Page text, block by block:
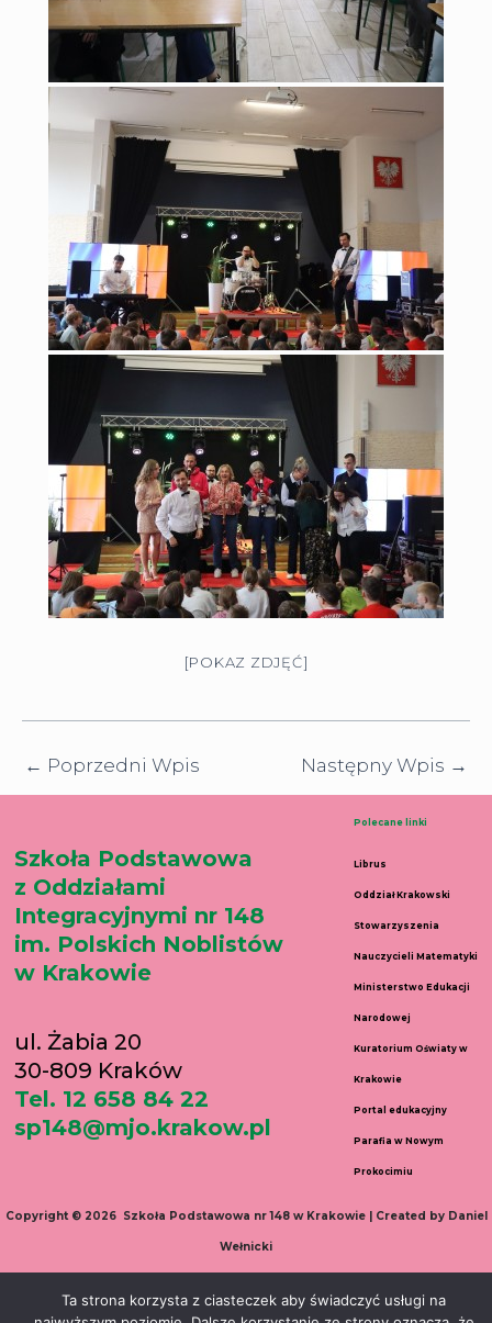
[POKAZ ZDJĘĆ]
← Poprzedni Wpis Następny Wpis →
Szkoła Podstawowa
z Oddziałami
Integracyjnymi nr 148
im. Polskich Noblistów
w Krakowie
ul. Żabia 20
30-809 Kraków
Tel. 12 658 84 22
sp148@mjo.krakow.pl
Polecane linki
Librus
Oddział Krakowski
Stowarzyszenia
Nauczycieli Matematyki
Ministerstwo Edukacji
Narodowej
Kuratorium Oświaty w
Krakowie
Portal edukacyjny
Parafia w Nowym
Prokocimiu
Copyright © 2026 Szkoła Podstawowa nr 148 w Krakowie | Created by Daniel
Wełnicki
Ta strona korzysta z ciasteczek aby świadczyć usługi na